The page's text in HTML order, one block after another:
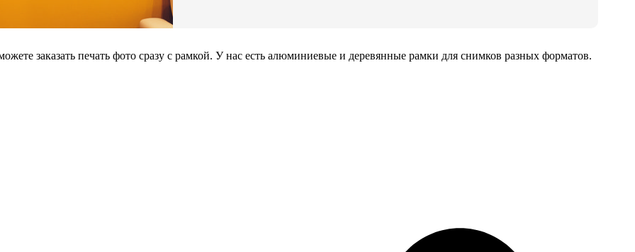
заказать печать фото сразу с рамкой. У нас есть алюминиевые и деревянные рамки для снимков разных форматов.